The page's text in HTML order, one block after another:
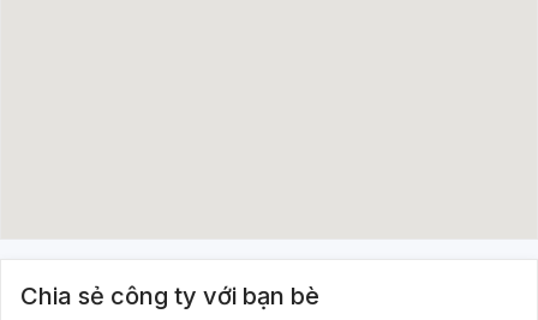
Chia sẻ công ty với bạn bè